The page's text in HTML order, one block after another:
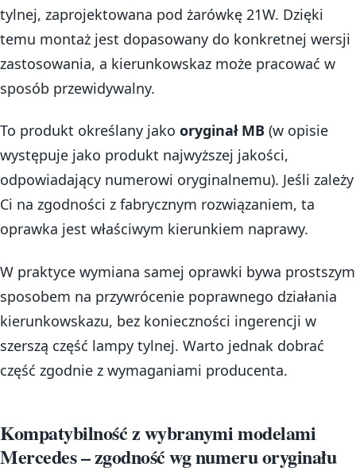
tylnej, zaprojektowana pod żarówkę 21W. Dzięki
temu montaż jest dopasowany do konkretnej wersji
zastosowania, a kierunkowskaz może pracować w
sposób przewidywalny.
To produkt określany jako oryginał MB (w opisie
występuje jako produkt najwyższej jakości,
odpowiadający numerowi oryginalnemu). Jeśli zależy
Ci na zgodności z fabrycznym rozwiązaniem, ta
oprawka jest właściwym kierunkiem naprawy.
W praktyce wymiana samej oprawki bywa prostszym
sposobem na przywrócenie poprawnego działania
kierunkowskazu, bez konieczności ingerencji w
szerszą część lampy tylnej. Warto jednak dobrać
część zgodnie z wymaganiami producenta.
Kompatybilność z wybranymi modelami
Mercedes – zgodność wg numeru oryginału